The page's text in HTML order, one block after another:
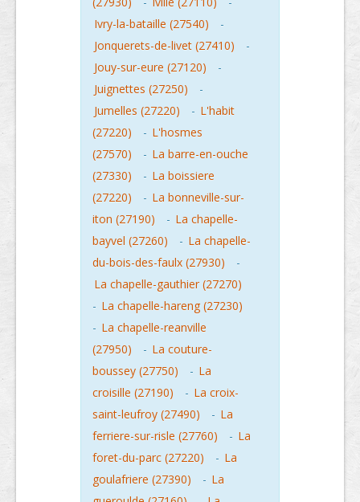
Ivry-la-bataille (27540)
-
Jonquerets-de-livet (27410)
-
Jouy-sur-eure (27120)
-
Juignettes (27250)
-
Jumelles (27220)
- L'habit
(27220)
- L'hosmes
(27570)
- La barre-en-ouche
(27330)
- La boissiere
(27220)
- La bonneville-sur-
iton (27190)
- La chapelle-
bayvel (27260)
- La chapelle-
du-bois-des-faulx (27930)
-
La chapelle-gauthier (27270)
- La chapelle-hareng (27230)
- La chapelle-reanville
(27950)
- La couture-
boussey (27750)
- La
croisille (27190)
- La croix-
saint-leufroy (27490)
- La
ferriere-sur-risle (27760)
- La
foret-du-parc (27220)
- La
goulafriere (27390)
- La